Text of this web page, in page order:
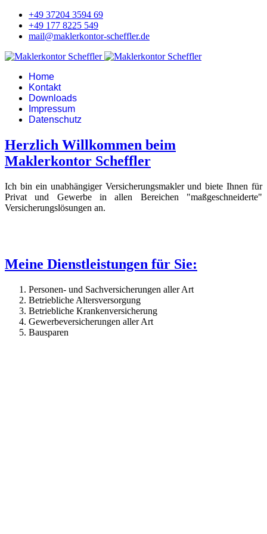
+49 37204 3594 69
+49 177 8225 549
mail@maklerkontor-scheffler.de
Home
Kontakt
Downloads
Impressum
Datenschutz
Herzlich Willkommen beim
Maklerkontor Scheffler
Ich bin ein unabhängiger Versicherungsmakler und biete Ihnen für
Privat und Gewerbe in allen Bereichen "maßgeschneiderte"
Versicherungslösungen an.
Meine Dienstleistungen für Sie:
Personen- und Sachversicherungen aller Art
Betriebliche Altersversorgung
Betriebliche Krankenversicherung
Gewerbeversicherungen aller Art
Bausparen